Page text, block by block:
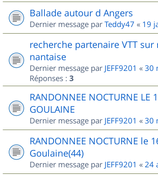
Ballade autour d Angers
Dernier message par Teddy47 « 19
recherche partenaire VTT sur
nantaise
Dernier message par JEFF9201 « 30
Réponses : 3
RANDONNEE NOCTURNE LE
GOULAINE
Dernier message par JEFF9201 « 30
RANDONNEE NOCTURNE le
Goulaine(44)
Dernier message par JEFF9201 « 24